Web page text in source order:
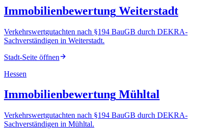
Immobilienbewertung Weiterstadt
Verkehrswertgutachten nach §194 BauGB durch DEKRA-
Sachverständigen in Weiterstadt.
Stadt-Seite öffnen
Hessen
Immobilienbewertung Mühltal
Verkehrswertgutachten nach §194 BauGB durch DEKRA-
Sachverständigen in Mühltal.